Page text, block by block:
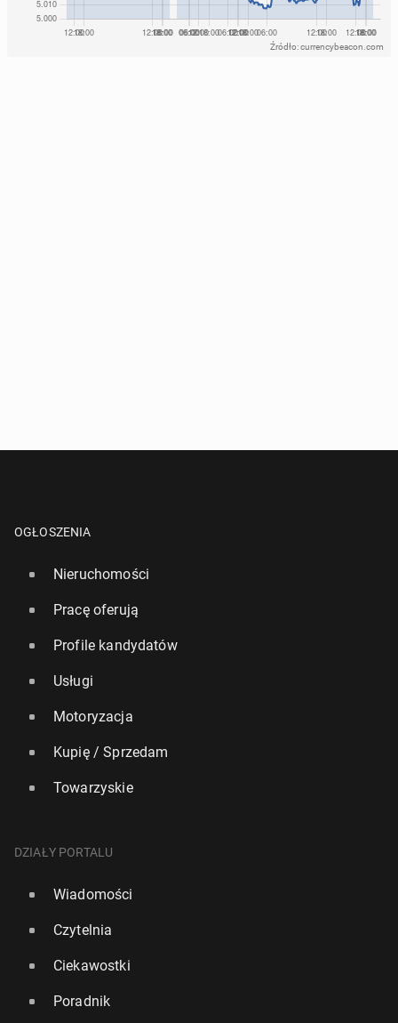
Źródło: currencybeacon.com
OGŁOSZENIA
Nieruchomości
Pracę oferują
Profile kandydatów
Usługi
Motoryzacja
Kupię / Sprzedam
Towarzyskie
DZIAŁY PORTALU
Wiadomości
Czytelnia
Ciekawostki
Poradnik